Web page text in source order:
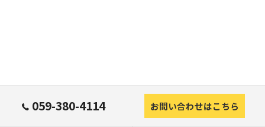
059-380-4114 お問い合わせはこちら